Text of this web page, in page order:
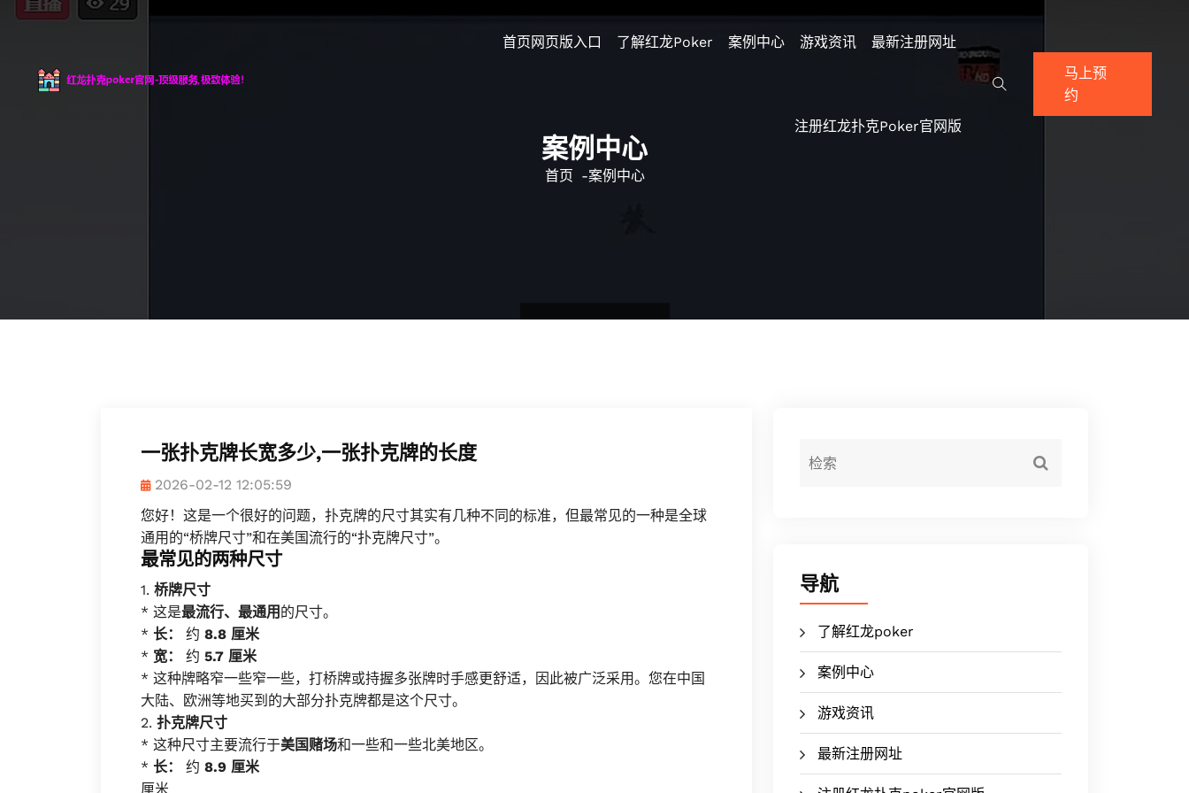
首页网页版入口 了解红龙poker 案例中心 游戏资讯 最新注册网址
注册红龙扑克poker官网版
马上预
约
案例中心
首页 -案例中心
一张扑克牌长宽多少,一张扑克牌的长度
2026-02-12 12:05:59
您好！这是一个很好的问题，扑克牌的尺寸其实有几种不同的标准，但最常见的一种是全球
通用的“桥牌尺寸”和在美国流行的“扑克牌尺寸”。
最常见的两种尺寸
1. 桥牌尺寸
* 这是最流行、最通用 的尺寸。
* 长： 约 8.8 厘米
* 宽： 约 5.7 厘米
* 这种牌略窄一些窄一些，打桥牌或持握多张牌时手感更舒适，因此被广泛采用。您在中国
大陆、欧洲等地买到的大部分扑克牌都是这个尺寸。
2. 扑克牌尺寸
* 这种尺寸主要流行于美国赌场和一些和一些北美地区。
* 长： 约 8.9 厘米
厘米
导航
了解红龙poker
案例中心
游戏资讯
最新注册网址